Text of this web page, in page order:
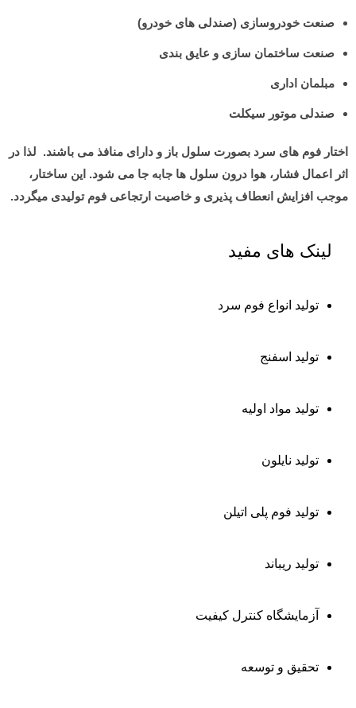
صنعت خودروسازی (صندلی های خودرو)
صنعت ساختمان سازی و عایق بندی
مبلمان اداری
صندلی موتور سیکلت
اختار فوم های سرد بصورت سلول باز و دارای منافذ می باشند. لذا در
اثر اعمال فشار، هوا درون سلول ها جابه جا می شود. این ساختار،
موجب افزایش انعطاف پذیری و خاصیت ارتجاعی فوم تولیدی میگردد.
لینک های مفید
تولید انواع فوم سرد
تولید اسفنج
تولید مواد اولیه
تولید نایلون
تولید فوم پلی اتیلن
تولید ریباند
آزمایشگاه کنترل کیفیت
تحقیق و توسعه